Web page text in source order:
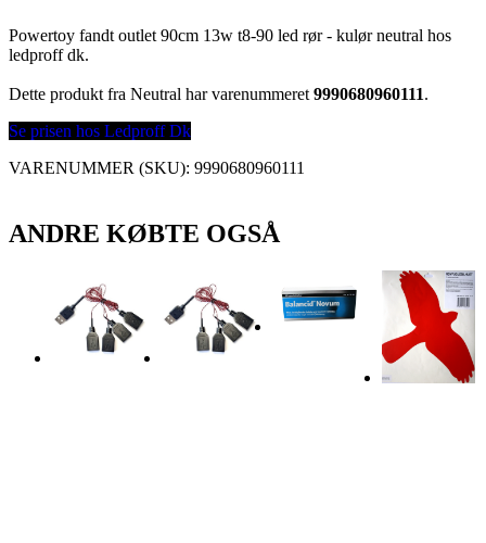
Powertoy fandt outlet 90cm 13w t8-90 led rør - kulør neutral hos
ledproff dk.
Dette produkt fra Neutral har varenummeret 9990680960111.
Se prisen hos Ledproff Dk
VARENUMMER (SKU): 9990680960111
ANDRE KØBTE OGSÅ